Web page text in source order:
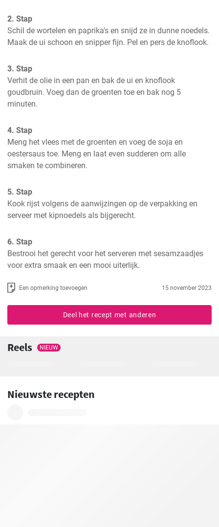
2. Stap
Schil de wortelen en paprika's en snijd ze in dunne noedels.
Maak de ui schoon en snipper fijn. Pel en pers de knoflook.
3. Stap
Verhit de olie in een pan en bak de ui en knoflook
goudbruin. Voeg dan de groenten toe en bak nog 5
minuten.
4. Stap
Meng het vlees met de groenten en voeg de soja en
oestersaus toe. Meng en laat even sudderen om alle
smaken te combineren.
5. Stap
Kook rijst volgens de aanwijzingen op de verpakking en
serveer met kipnoedels als bijgerecht.
6. Stap
Bestrooi het gerecht voor het serveren met sesamzaadjes
voor extra smaak en een mooi uiterlijk.
Een opmerking toevoegen 15 november 2023
Deel het recept met anderen
Reels NIEUW
Nieuwste recepten